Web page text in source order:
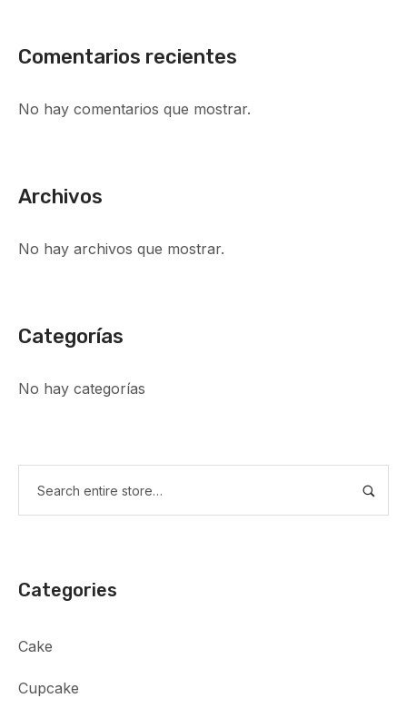
Comentarios recientes
No hay comentarios que mostrar.
Archivos
No hay archivos que mostrar.
Categorías
No hay categorías
Categories
Cake
Cupcake